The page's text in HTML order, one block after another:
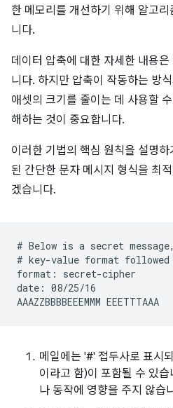
한 메모리를 개선하기 위해 알고
니다.
데이터 압축에 대한 자세한 내용
니다. 하지만 압축이 작동하는 방
애셋의 크기를 줄이는 데 사용할
해하는 것이 중요합니다.
이러한 기법의 핵심 원칙을 설명
된 간단한 문자 메시지 형식을 최
겠습니다.
# Below is a secret
# key-value format followed
format: secret-cipher
date: 08/25/16
메일에는 '#' 접두사로 표시
이라고 함)이 포함될 수 있습
나 동작에 영향을 주지 않습